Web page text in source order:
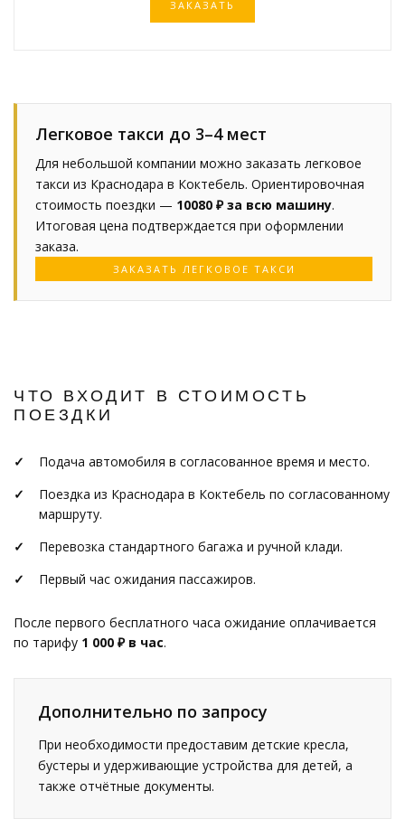
ЗАКАЗАТЬ
Легковое такси до 3–4 мест
Для небольшой компании можно заказать легковое
такси из Краснодара в Коктебель. Ориентировочная
стоимость поездки — 10080 ₽ за всю машину.
Итоговая цена подтверждается при оформлении
заказа.
ЗАКАЗАТЬ ЛЕГКОВОЕ ТАКСИ
ЧТО ВХОДИТ В СТОИМОСТЬ
ПОЕЗДКИ
Подача автомобиля в согласованное время и место.
Поездка из Краснодара в Коктебель по согласованному
маршруту.
Перевозка стандартного багажа и ручной клади.
Первый час ожидания пассажиров.
После первого бесплатного часа ожидание оплачивается
по тарифу 1 000 ₽ в час.
Дополнительно по запросу
При необходимости предоставим детские кресла,
бустеры и удерживающие устройства для детей, а
также отчётные документы.